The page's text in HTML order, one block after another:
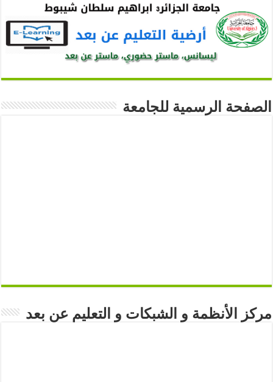
الصفحة الرسمية للجامعة
مركز الأنظمة و الشبكات و التعليم عن بعد